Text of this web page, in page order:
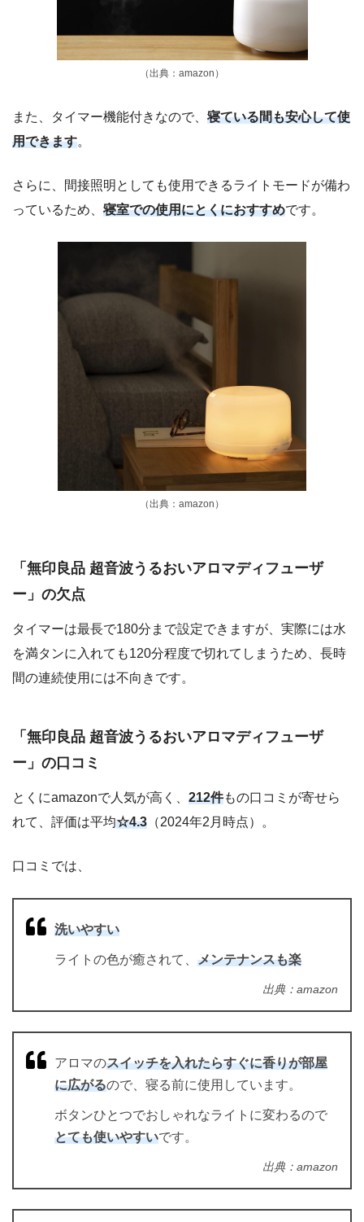
（出典：amazon）
また、タイマー機能付きなので、 寝ている間も安心して使
用できます。
さらに、間接照明としても使用できるライトモードが備わ
っているため、 寝室での使用にとくにおすすめです。
（出典：amazon）
「無印良品 超音波うるおいアロマディフューザ
ー」の欠点
タイマーは最長で180分まで設定できますが、実際には水
を満タンに入れても120分程度で切れてしまうため、長時
間の連続使用には不向きです。
「無印良品 超音波うるおいアロマディフューザ
ー」の口コミ
とくにamazonで人気が高く、 212件もの口コミが寄せら
れて、評価は平均☆4.3 （2024年2月時点）。
口コミでは、
洗いやすい
ライトの色が癒されて、 メンテナンスも楽
出典：amazon
アロマのスイッチを入れたらすぐに香りが部屋
に広がるので、寝る前に使用しています。
ボタンひとつでおしゃれなライトに変わるので
とても使いやすいです。
出典：amazon